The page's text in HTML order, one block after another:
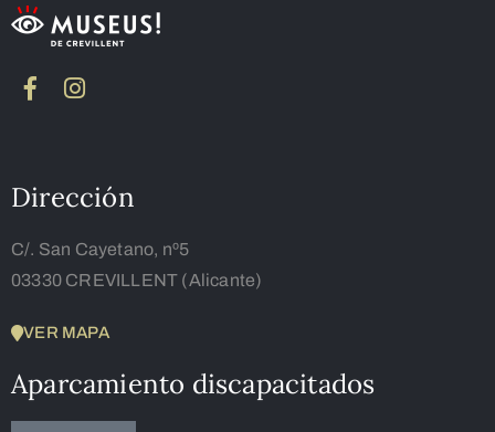
Dirección
C/. San Cayetano, nº5
03330 CREVILLENT (Alicante)
VER MAPA
Aparcamiento discapacitados